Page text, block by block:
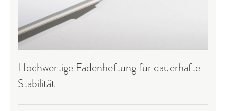
Hochwertige Fadenheftung für dauerhafte
Stabilität